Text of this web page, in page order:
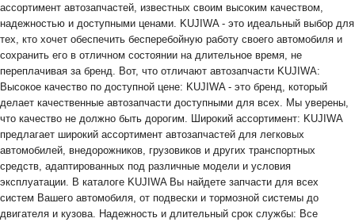
ассортимент автозапчастей, известных своим высоким качеством,
надежностью и доступными ценами. KUJIWA - это идеальный выбор для
тех, кто хочет обеспечить бесперебойную работу своего автомобиля и
сохранить его в отличном состоянии на длительное время, не
переплачивая за бренд. Вот, что отличают автозапчасти KUJIWA:
Высокое качество по доступной цене: KUJIWA - это бренд, который
делает качественные автозапчасти доступными для всех. Мы уверены,
что качество не должно быть дорогим. Широкий ассортимент: KUJIWA
предлагает широкий ассортимент автозапчастей для легковых
автомобилей, внедорожников, грузовиков и других транспортных
средств, адаптированных под различные модели и условия
эксплуатации. В каталоге KUJIWA Вы найдете запчасти для всех
систем Вашего автомобиля, от подвески и тормозной системы до
двигателя и кузова. Надежность и длительный срок службы: Все